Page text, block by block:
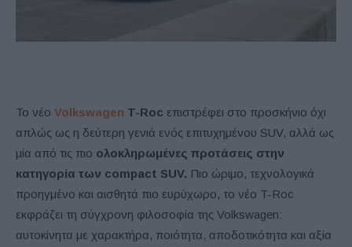
Το νέο Volkswagen T-Roc επιστρέφει στο προσκήνιο όχι
απλώς ως η δεύτερη γενιά ενός επιτυχημένου SUV, αλλά ως
μία από τις πιο ολοκληρωμένες προτάσεις στην
κατηγορία των compact SUV. Πιο ώριμο, τεχνολογικά
προηγμένο και αισθητά πιο ευρύχωρο, το νέο T-Roc
εκφράζει τη σύγχρονη φιλοσοφία της Volkswagen:
αυτοκίνητα με χαρακτήρα, ποιότητα, αποδοτικότητα και αξία